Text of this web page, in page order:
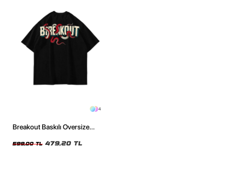
4
Breakout Baskılı Oversize
599,00 TL 479,20 TL